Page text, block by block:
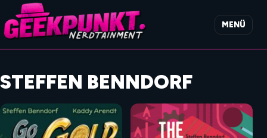
MENÜ
STEFFEN BENNDORF